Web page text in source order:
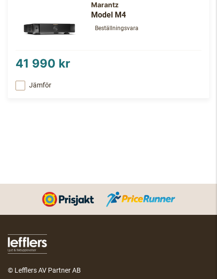
Marantz
Model M4
Beställningsvara
41 990 kr
Jämför
© Lefflers AV Partner AB